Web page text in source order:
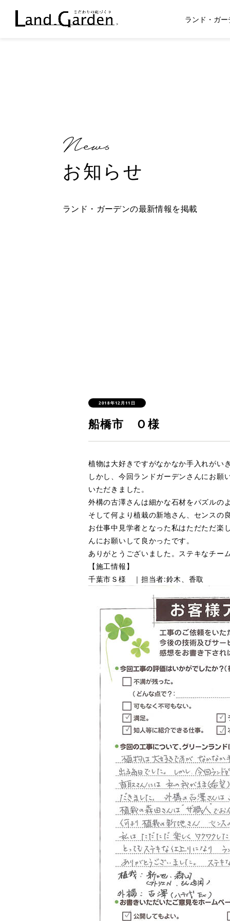
ランド・ガ
お知らせ
ランド・ガーデンの最新情報を掲載
2018年12月11日
船橋市 Ｏ様
植物は大好きですがなかなか手入れがい
しかし、今回ランドガーデンさんにお
いただきました。
外構の古澤さんは細かな石材をパズルの
そして何より植栽の新地さん、センスの
お仕事中見学者となった私はただただ楽
んにお願いして良かったです。
ありがとうございました。ステキなチー
【施工情報】
千葉市Ｓ様 ｜担当者:鈴木、香取